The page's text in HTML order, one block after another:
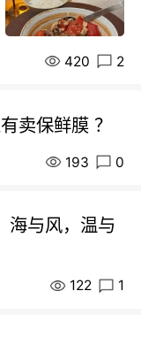
420 2
卖保鲜膜 ？
193 0
海与风，温与
122 1